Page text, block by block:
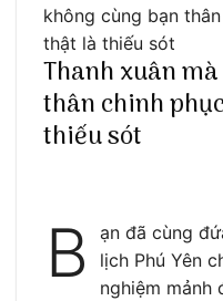
không cùng bạn
thật là thiếu sót
Thanh xuân
thân chinh
thiếu sót
B
ạn đã cùng
lịch Phú Yên
nghiệm mảnh